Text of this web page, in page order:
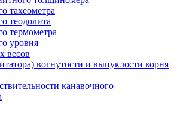
тахеометра
теодолита
термометра
уровня
весов
вогнутости и выпуклости корня
канавочного